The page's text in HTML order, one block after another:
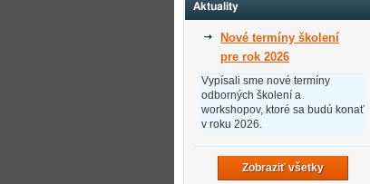
Aktuality
Nové termíny školení
pre rok 2026
Vypísali sme nové termíny
odborných školení a
workshopov, ktoré sa budú konať
v roku 2026.
Zobraziť všetky